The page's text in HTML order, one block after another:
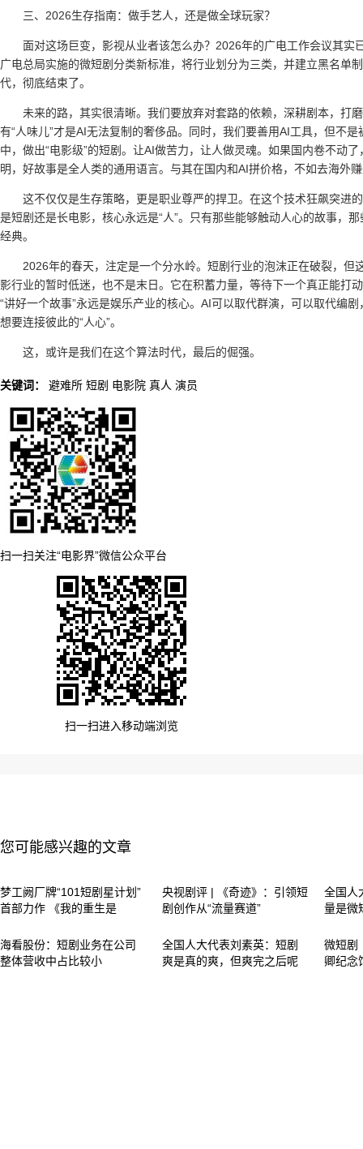
三、2026生存指南：做手艺人，还是做全球玩家？
面对这场巨变，影视从业者该怎么办？2026年的广电工作会议其实
广电总局实施的微短剧分类新标准，将行业划分为三类，并建立黑名单
代，彻底结束了。
未来的路，其实很清晰。我们要放弃对套路的依赖，深耕剧本，打
有“人味儿”才是AI无法复制的奢侈品。同时，我们要善用AI工具，但不
中，做出“电影级”的短剧。让AI做苦力，让人做灵魂。如果国内卷不动
明，好故事是全人类的通用语言。与其在国内和AI拼价格，不如去海外
这不仅仅是生存策略，更是职业尊严的捍卫。在这个技术狂飙突进
是短剧还是长电影，核心永远是“人”。只有那些能够触动人心的故事，
经典。
2026年的春天，注定是一个分水岭。短剧行业的泡沫正在破裂，
影行业的暂时低迷，也不是末日。它在积蓄力量，等待下一个真正能打
“讲好一个故事”永远是娱乐产业的核心。AI可以取代群演，可以取代编
想要连接彼此的“人心”。
这，或许是我们在这个算法时代，最后的倔强。
关键词： 避难所 短剧 电影院 真人 演员
扫一扫关注“电影界”微信公众平台
扫一扫进入移动端浏览
您可能感兴趣的文章
梦工阙厂牌“101短剧星计划”
首部力作 《我的重生是
央视剧评 | 《奇迹》：引领短
剧创作从“流量赛道”
全国人
量是微
海看股份：短剧业务在公司
整体营收中占比较小
全国人大代表刘素英：短剧
爽是真的爽，但爽完之后呢
微短剧
卿纪念